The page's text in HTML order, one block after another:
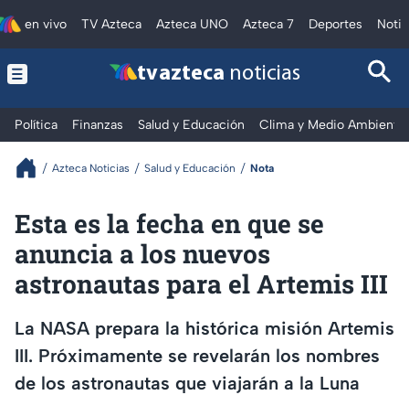
en vivo TV Azteca Azteca UNO Azteca 7 Deportes
tv azteca noticias
Política Finanzas Salud y Educación Clima y Medio Ambiente
Azteca Noticias Salud y Educación Nota
Esta es la fecha en que se
anuncia a los nuevos
astronautas para el Artemis III
La NASA prepara la histórica misión Artemis
III. Próximamente se revelarán los nombres
de los astronautas que viajarán a la Luna